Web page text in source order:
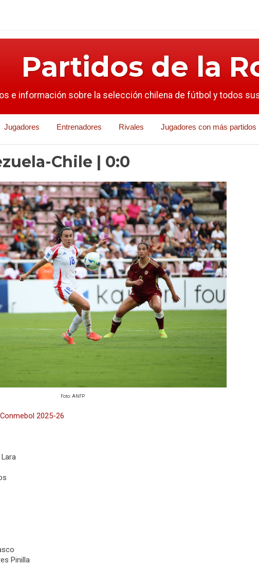
Partidos de la
e información sobre la selección chilena de fútbol y todos
Jugadores Entrenadores Rivales Jugadores con más partidos
Chile | 0:0
Foto: ANFP
2025-26
Pinilla